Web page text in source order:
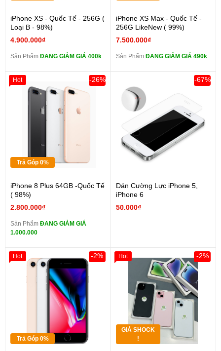
iPhone XS - Quốc Tế - 256G (
Loại B - 98%)
4.900.000₫
Sản Phẩm ĐANG GIẢM GIÁ 400k
iPhone XS Max - Quốc Tế -
256G LikeNew ( 99%)
7.500.000₫
Sản Phẩm ĐANG GIẢM GIÁ 490k
Trả Góp 0%
iPhone 8 Plus 64GB -Quốc Tế
( 98%)
2.800.000₫
-26%
Sản Phẩm ĐANG GIẢM GIÁ
1.000.000
Hot
Dán Cường Lực iPhone 5,
iPhone 6
50.000₫
-67%
Trả Góp 0%
-2%
Hot
GIÁ SHOCK
!
-2%
Hot